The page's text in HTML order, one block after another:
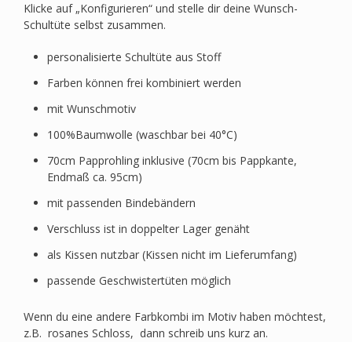
Klicke auf „Konfigurieren“ und stelle dir deine Wunsch-
Schultüte selbst zusammen.
personalisierte Schultüte aus Stoff
Farben können frei kombiniert werden
mit Wunschmotiv
100%Baumwolle (waschbar bei 40°C)
70cm Papprohling inklusive (70cm bis Pappkante,
Endmaß ca. 95cm)
mit passenden Bindebändern
Verschluss ist in doppelter Lager genäht
als Kissen nutzbar (Kissen nicht im Lieferumfang)
passende Geschwistertüten möglich
Wenn du eine andere Farbkombi im Motiv haben möchtest,
z.B. rosanes Schloss, dann schreib uns kurz an.